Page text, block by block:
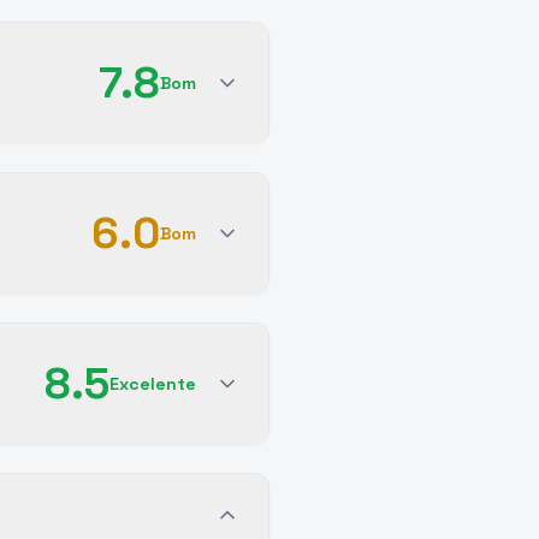
7.8Bom
6.0Bom
8.5Excelente